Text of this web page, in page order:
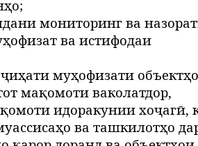
мониторинг ва
ва истифодаи
муҳофизати
мақомоти ваколатдор,
идоракунии хоҷагӣ,
ва ташкилотҳо